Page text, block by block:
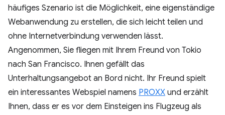
häufiges Szenario ist die Möglichkeit, eine eigenständige
Webanwendung zu erstellen, die sich leicht teilen und
ohne Internetverbindung verwenden lässt.
Angenommen, Sie fliegen mit Ihrem Freund von Tokio
nach San Francisco. Ihnen gefällt das
Unterhaltungsangebot an Bord nicht. Ihr Freund spielt
ein interessantes Webspiel namens PROXX und erzählt
Ihnen, dass er es vor dem Einsteigen ins Flugzeug als